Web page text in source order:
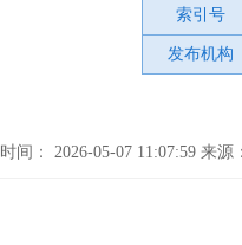
索引号
发布机构
时间： 2026-05-07 11:07:59 来源：